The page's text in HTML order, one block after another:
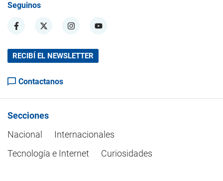
Seguinos
RECIBÍ EL NEWSLETTER
Contactanos
Secciones
Nacional
Internacionales
Tecnología e Internet
Curiosidades